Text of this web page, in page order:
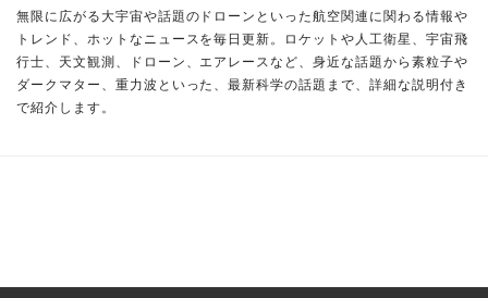
無限に広がる大宇宙や話題のドローンといった航空関連に関わる情報や
トレンド、ホットなニュースを毎日更新。ロケットや人工衛星、宇宙飛
行士、天文観測、ドローン、エアレースなど、身近な話題から素粒子や
ダークマター、重力波といった、最新科学の話題まで、詳細な説明付き
で紹介します。